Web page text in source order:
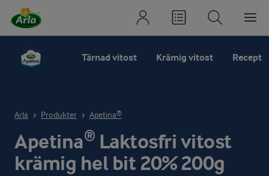
Tärnad vitost Krämig vitost Recept
Arla Produkter Apetina®
Apetina® Laktosfri vitost
krämig hel bit 20% 200g